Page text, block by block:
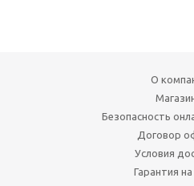
О
Безопасность
Договор
Условия
Гарантия